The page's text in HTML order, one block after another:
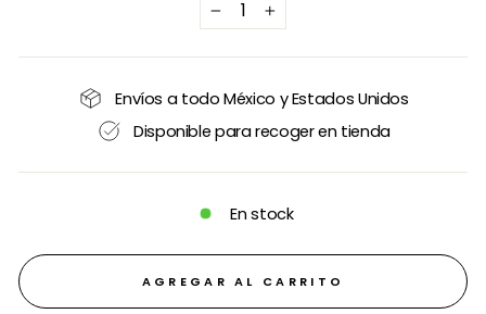
− +
Envíos a todo México y Estados Unidos
Disponible para recoger en tienda
En stock
AGREGAR AL CARRITO